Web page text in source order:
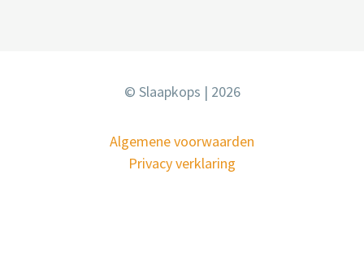
© Slaapkops | 2026
Algemene voorwaarden
Privacy verklaring